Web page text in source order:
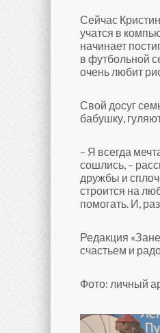
Сейчас
учатся в
начинает
в футбольной
очень любит
Свой досуг
бабушку,
– Я всегда
сошлись, –
дружбы и
строится на
помогать. И,
Редакция
счастьем и
Фото: личный